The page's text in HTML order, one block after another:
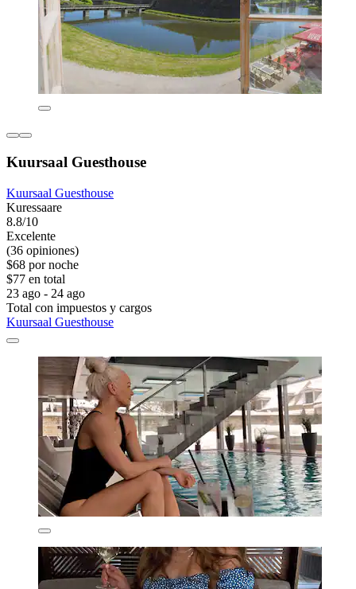
Kuursaal Guesthouse
Kuursaal Guesthouse
Kuressaare
8.8/10
Excelente
(36 opiniones)
$68 por noche
$77 en total
23 ago - 24 ago
Total con impuestos y cargos
Kuursaal Guesthouse